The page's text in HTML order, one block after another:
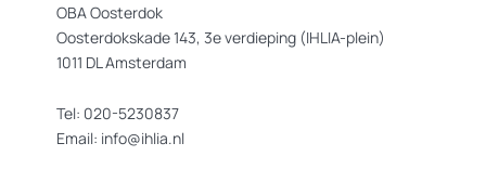
OBA Oosterdok
Oosterdokskade 143, 3e verdieping (IHLIA-plein)
1011 DL Amsterdam
Tel: 020-5230837
Email: info@ihlia.nl